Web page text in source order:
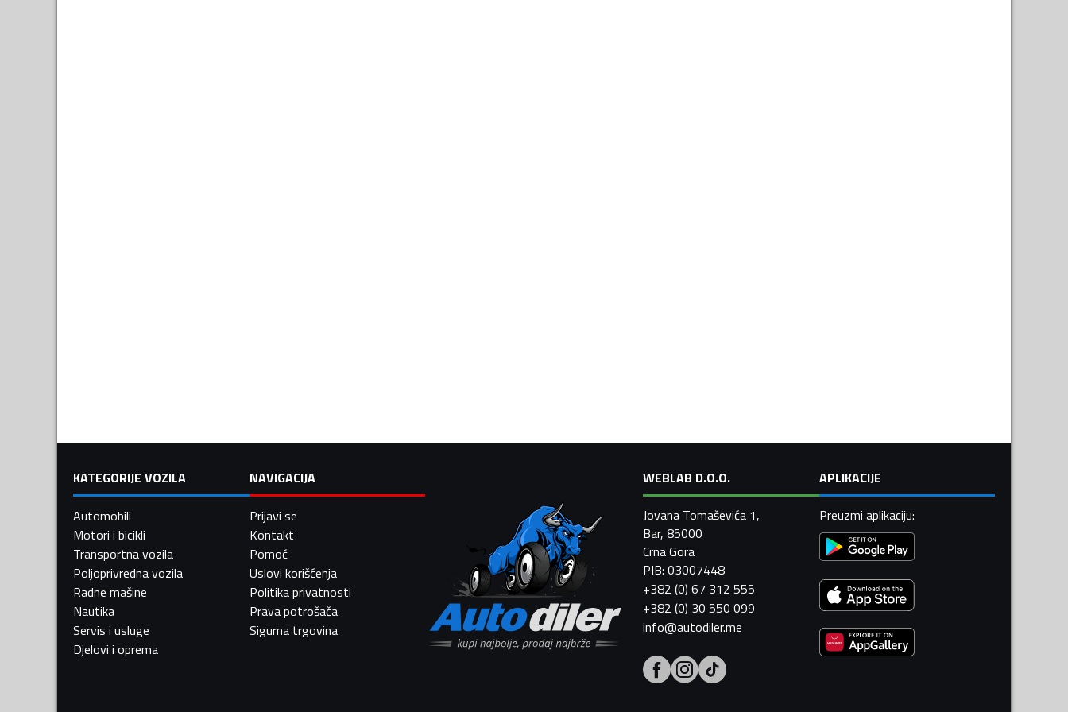
KATEGORIJE VOZILA
Automobili
Motori i bicikli
Transportna vozila
Poljoprivredna vozila
Radne mašine
Nautika
Servis i usluge
Djelovi i oprema
NAVIGACIJA
Prijavi se
Kontakt
Pomoć
Uslovi korišćenja
Politika privatnosti
Prava potrošača
Sigurna trgovina
WEBLAB D.O.O.
Jovana Tomaševića 1,
Bar, 85000
Crna Gora
PIB: 03007448
+382 (0) 67 312 555
+382 (0) 30 550 099
info@autodiler.me
APLIKACIJE
Preuzmi aplikaciju: